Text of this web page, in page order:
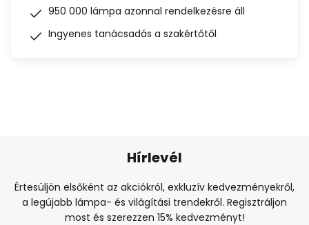
950 000 lámpa azonnal rendelkezésre áll
Ingyenes tanácsadás a szakértőtől
Hírlevél
Értesüljön elsőként az akciókról, exkluzív kedvezményekről,
a legújabb lámpa- és világítási trendekről. Regisztráljon
most és szerezzen 15% kedvezményt!